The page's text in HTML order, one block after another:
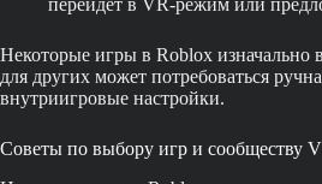
перейдёт в VR-режим или
Некоторые игры в Roblox
для других может потребоваться
внутриигровые настройки.
Советы по выбору игр и сообществу